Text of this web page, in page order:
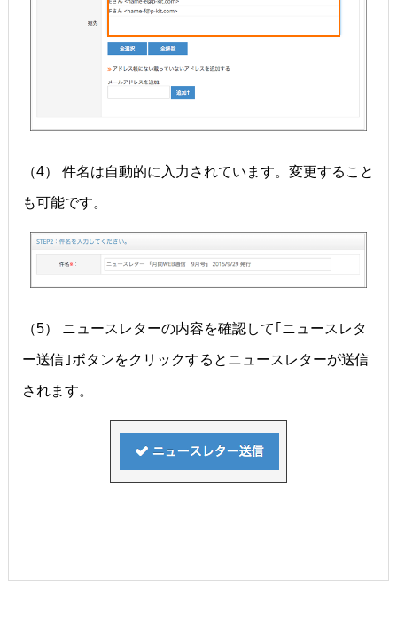
（4） 件名は自動的に入力されています。変更すること
も可能です。
（5） ニュースレターの内容を確認して｢ニュースレタ
ー送信｣ボタンをクリックするとニュースレターが送信
されます。